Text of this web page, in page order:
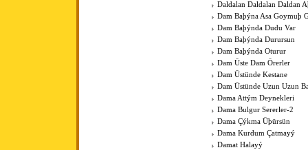
Daldalan Daldalan Daldan
Dam Baþýna Asa Goymuþ
Dam Baþýnda Dudu Var
Dam Baþýnda Durursun
Dam Baþýnda Oturur
Dam Üste Dam Örerler
Dam Üstünde Kestane
Dam Üstünde Uzun Uzun
Dama Attým Deynekleri
Dama Bulgur Sererler-2
Dama Çýkma Üþürsün
Dama Kurdum Çatmayý
Damat Halayý